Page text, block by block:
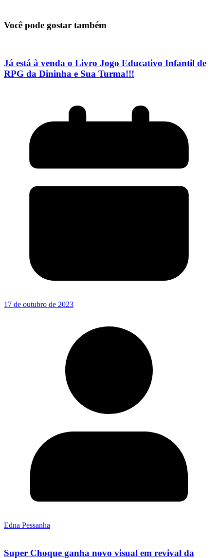
Você pode gostar também
Já está à venda o Livro Jogo Educativo Infantil de
RPG da Dininha e Sua Turma!!!
17 de outubro de 2023
Edna Pessanha
Super Choque ganha novo visual em revival da